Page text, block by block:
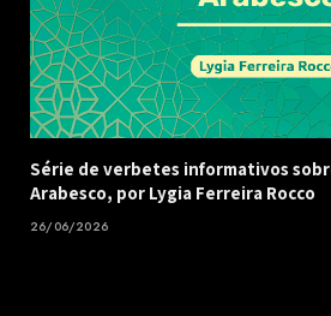
Série de verbetes informativos
Arabesco, por Lygia Ferreira Rocco
26/06/2026